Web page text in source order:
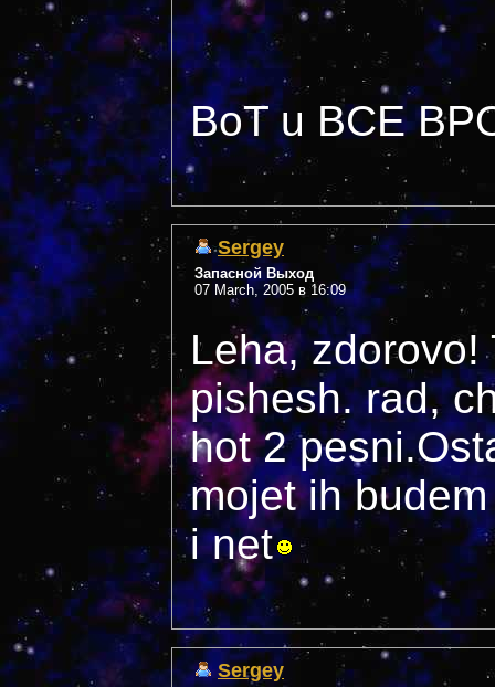
BoT u BCE
Sergey
Запасной Выход
07 March, 2005 в 16:09
Leha,
pishesh. rad,
hot 2
mojet ih
i net
Sergey